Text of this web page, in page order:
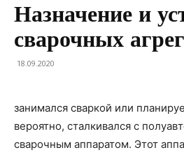
Назначение и
сварочных
18.09.2020
занимался сваркой или
вероятно, сталкивался с
сварочным аппаратом. Этот